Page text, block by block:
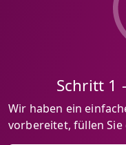
Schritt 1
Wir haben ein
vorbereitet, füllen Sie